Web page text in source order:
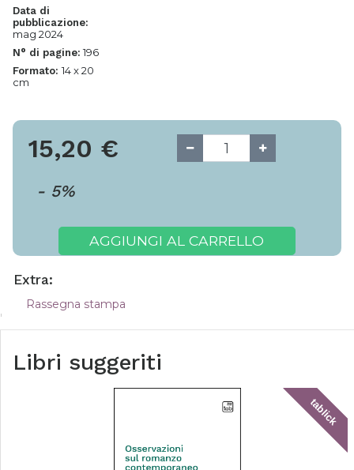
Data di
pubblicazione:
mag 2024
N° di pagine: 196
Formato: 14 x 20
cm
15,20 €
- 5%
AGGIUNGI AL CARRELLO
Extra:
Rassegna stampa
Libri suggeriti
tablick